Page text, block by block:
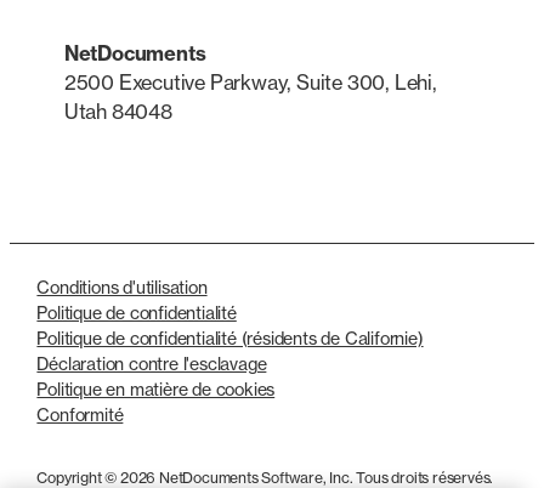
NetDocuments
2500 Executive Parkway, Suite 300, Lehi,
Utah 84048
Conditions d'utilisation
Politique de confidentialité
Politique de confidentialité (résidents de Californie)
Déclaration contre l'esclavage
Politique en matière de cookies
Conformité
Copyright © 2026 NetDocuments Software, Inc. Tous droits réservés.